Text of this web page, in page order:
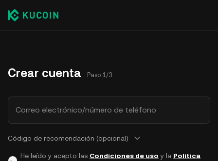
Crear cuenta Paso 1/3
Correo electrónico/número de teléfono
Código de recomendación (opcional)
He leído y acepto las Condiciones de uso y la Política